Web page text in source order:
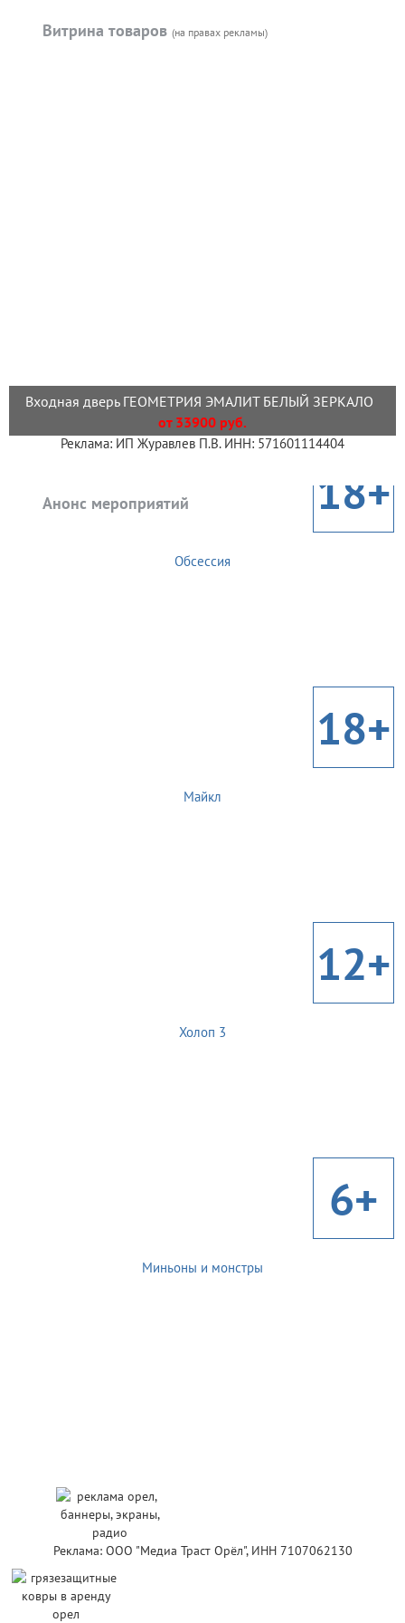
Витрина товаров (на правах рекламы)
Входная дверь ГЕОМЕТРИЯ ЭМАЛИТ БЕЛЫЙ ЗЕРКАЛО
от 33900 руб.
Реклама: ИП Журавлев П.В. ИНН: 571601114404
Анонс мероприятий 18+
Обсессия
18+
Майкл
12+
Холоп 3
6+
Миньоны и монстры
Реклама: ООО "Медиа Траст Орёл", ИНН 7107062130